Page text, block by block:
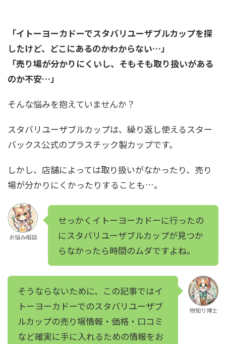
「イトーヨーカドーでスタバリユーザブルカップを探
したけど、どこにあるのかわからない…」
「売り場が分かりにくいし、そもそも取り扱いがある
のか不安…」
そんな悩みを抱えていませんか？
スタバリユーザブルカップは、繰り返し使えるスター
バックス公式のプラスチック製カップです。
しかし、店舗によっては取り扱いがなかったり、売り
場が分かりにくかったりすることも…。
お悩み相談
せっかくイトーヨーカドーに行ったの
にスタバリユーザブルカップが見つか
らなかったら時間のムダですよね。
そうならないために、この記事ではイ
トーヨーカドーでのスタバリユーザブ
ルカップの売り場情報・価格・口コミ
など確実に手に入れるための情報をお
物知り博士